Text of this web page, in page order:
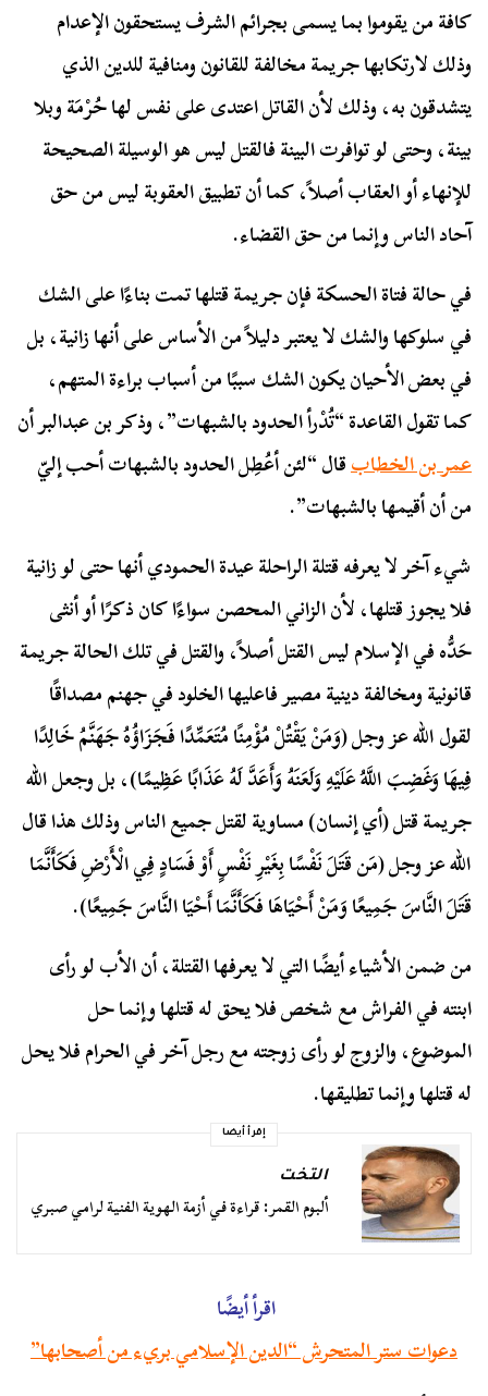
كافة من يقوموا بما يسمى بجرائم الشرف يستحقون الإعدام
وذلك لارتكابها جريمة مخالفة للقانون ومنافية للدين الذي
يتشدقون به، وذلك لأن القاتل اعتدى على نفس لها حُرْمَة وبلا
بينة، وحتى لو توافرت البينة فالقتل ليس هو الوسيلة الصحيحة
للإنهاء أو العقاب أصلاً، كما أن تطبيق العقوبة ليس من حق
آحاد الناس وإنما من حق القضاء.
في حالة فتاة الحسكة فإن جريمة قتلها تمت بناءًا على الشك
في سلوكها والشك لا يعتبر دليلاً من الأساس على أنها زانية، بل
في بعض الأحيان يكون الشك سببًا من أسباب براءة المتهم،
كما تقول القاعدة “تُدْرأ الحدود بالشبهات”، وذكر بن عبدالبر أن
عمر بن الخطابقال “لئن أعُطِل الحدود بالشبهات أحب إليّ
من أن أقيمها بالشبهات”.
شيء آخر لا يعرفه قتلة الراحلة عيدة الحمودي أنها حتى لو زانية
فلا يجوز قتلها، لأن الزاني المحصن سواءًا كان ذكرًا أو أنثى
حَدُّه في الإسلام ليس القتل أصلاً، والقتل في تلك الحالة جريمة
قانونية ومخالفة دينية مصير فاعليها الخلود في جهنم مصداقًا
لقول الله عز وجل (وَمَنْ يَقْتُلْ مُؤْمِنًا مُتَعَمِّدًا فَجَزَاؤُهُ جَهَنَّمُ خَالِدًا
فِيهَا وَغَضِبَ اللَّهُ عَلَيْهِ وَلَعَنَهُ وَأَعَدَّ لَهُ عَذَابًا عَظِيمًا)، بل وجعل الله
جريمة قتل (أي إنسان) مساوية لقتل جميع الناس وذلك هذا قال
الله عز وجل (مَن قَتَلَ نَفْسًا بِغَيْرِ نَفْسٍ أَوْ فَسَادٍ فِي الْأَرْضِ فَكَأَنَّمَا
قَتَلَ النَّاسَ جَمِيعًا وَمَنْ أَحْيَاهَا فَكَأَنَّمَا أَحْيَا النَّاسَ جَمِيعًا).
من ضمن الأشياء أيضًا التي لا يعرفها القتلة، أن الأب لو رأى
ابنته في الفراش مع شخص فلا يحق له قتلها وإنما حل
الموضوع، والزوج لو رأى زوجته مع رجل آخر في الحرام فلا يحل
له قتلها وإنما تطليقها.
إقرأ أيضا
التخت
ألبوم القمر: قراءة في أزمة الهوية الفنية لرامي صبري
اقرأ أيضًا
دعوات ستر المتحرش “الدين الإسلامي بريء من أصحابها”